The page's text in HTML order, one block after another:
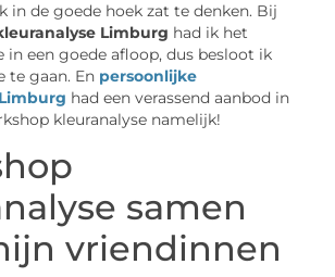
in de goede hoek zat te denken. Bij
Limburg had ik het
in een goede afloop, dus besloot ik
te gaan. En persoonlijke
had een verassend aanbod in
kleuranalyse namelijk!
samen
vriendinnen